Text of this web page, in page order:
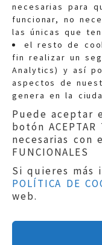
necesarias para
funcionar, no
las únicas que
el resto de
fin realizar un
Analytics) y así
aspectos de
genera en la
Puede aceptar
botón
necesarias con
FUNCIONALES
Si quieres más
POLÍTICA DE
web.
Quejas:
Teléfonos:
Aviso legal
Protección
Política